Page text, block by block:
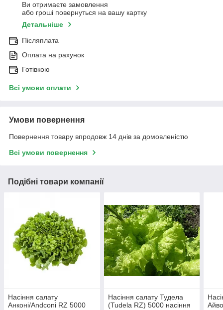
Ви отримаєте замовлення
або гроші повернуться на вашу картку
Детальніше
Післяплата
Оплата на рахунок
Готівкою
Всі умови оплати
Умови повернення
Повернення товару впродовж 14 днів за домовленістю
Всі умови повернення
Подібні товари компанії
Насіння салату
Анконі/Andconi RZ 5000
Насіння салату Тудела
(Tudela RZ) 5000 насіння